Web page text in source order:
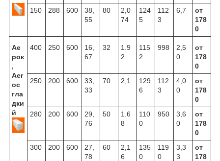
150
288 600
38,
55
80
2,0
74
124
5
112
3
6,7
от
178
0
Ае
рок
,
Aer
oc
гла
дки
й
400 250 600
16,
67
32
1.9
2
115
2
998
2,5
0
от
178
0
250
200 600
33,
33
70 2,1
129
6
112
3
4,0
0
от
178
0
280
200 600
29,
76
50
1.6
8
110
0
950
3,6
0
от
178
0
300
200 600
27,
78
60
2,1
6
135
0
119
0
3,3
3
от
178